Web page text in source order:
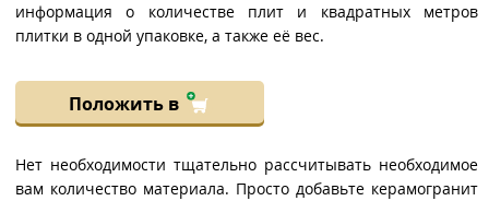
информация о количестве плит и квадратных метров
плитки в одной упаковке, а также её вес.
Положить в
Нет необходимости тщательно рассчитывать необходимое
вам количество материала. Просто добавьте керамогранит